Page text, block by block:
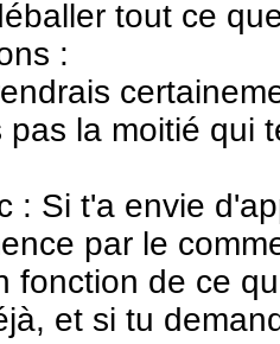
tout ce
:
pas la moitié qui
: Si t'a envie
par le
fonction de ce
et si tu